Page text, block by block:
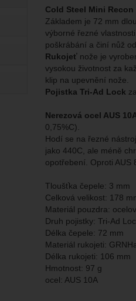
Zobrazit
Tyto cookies nám
Jejich pomocí
Data získaná
nejsme schopni
Marketingové
Marketingové -
Povoleno
Zobrazit
Marketingové
Cold Steel Mini
Základem je 72 mm
výborné řezné
poškrábání a činí nůž
Rukojeť nože je
vysokou životnost za
klip na upevnění nože.
Pojistka Tri-Ad Lock
Nerezová ocel AUS
0,75%C).
Hodí se na řezné
jako 440C, ale méně
opotřebení. Oproti AUS
Tloušťka čepele: 3 mm
Celková velikost: 178
Materiál pouzdra:
Druh pojistky: Tri-Ad
Délka čepele: 72 mm
Materiál rukojeti:
Délka rukojeti: 106 mm
Hmotnost: 97 g
ocel: AUS 10A